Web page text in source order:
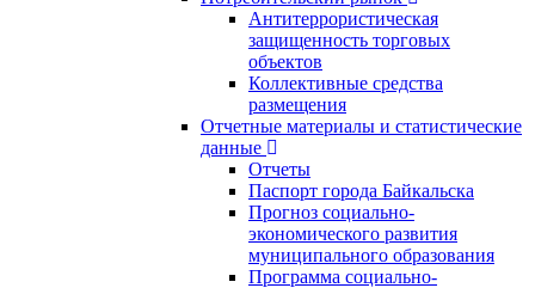
Антитеррористическая
защищенность торговых
объектов
Коллективные средства
размещения
Отчетные материалы и статистические
данные
Отчеты
Паспорт города Байкальска
Прогноз социально-
экономического развития
муниципального образования
Программа социально-